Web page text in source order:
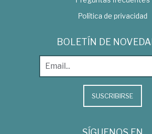
Política de privacidad
BOLETÍN DE
SUSCRIBIRSE